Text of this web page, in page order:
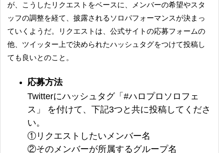
が、こうしたリクエストをベースに、メンバーの希望やスタ
ッフの調整を経て、披露されるソロパフォーマンスが決まっ
ていくようだ。リクエストは、公式サイトの応募フォームの
他、ツイッター上で決められたハッシュタグをつけて投稿し
ても良いとのこと。
応募方法
Twitterにハッシュタグ「#ハロプロソロフェ
ス」 を付けて、下記3つと共に投稿してくださ
い。
①リクエストしたいメンバー名
②そのメンバーが所属するグループ名